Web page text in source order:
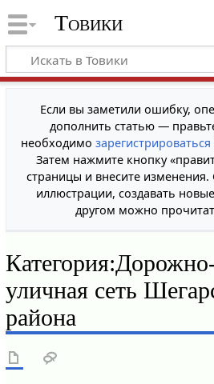
Товики
Если вы заметили ошибку,
дополнить статью —
необходимо зарегистрироваться
Затем нажмите кнопку
страницы и внесите изменения.
иллюстрации, создавать
другом можно
Категория:
уличная сеть
района